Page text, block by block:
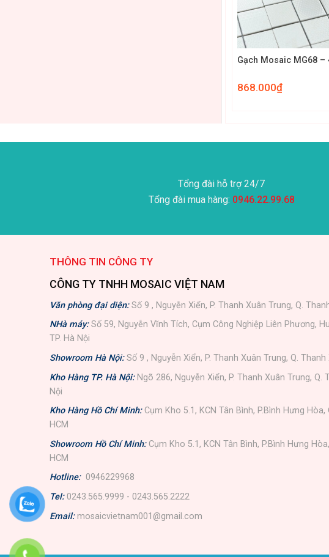
+
Gạch Mosaic MG68 –
868.000₫
Tổng đài hỗ trợ 24/7
Tổng đài mua hàng: 0946.22.99.68
THÔNG TIN CÔNG TY
CÔNG TY TNHH MOSAIC VIỆT NAM
Văn phòng đại diện:Số 9 , Nguyễn Xiển, P. Thanh Xuân Trung, Q.
NHà máy: Số 59, Nguyễn Vĩnh Tích, Cụm Công Nghiệp Liên Phương,
TP. Hà Nội
Showroom Hà Nội: Số 9 , Nguyễn Xiển, P. Thanh Xuân Trung, Q. Thanh
Kho Hàng TP. Hà Nội: Ngõ 286, Nguyễn Xiển, P. Thanh Xuân Trung, Q.
Nội
Kho Hàng Hồ Chí Minh: Cụm Kho 5.1, KCN Tân Bình, P.Bình Hưng Hòa,
HCM
Showroom Hồ Chí Minh: Cụm Kho 5.1, KCN Tân Bình, P.Bình Hưng
HCM
Hotline: 0946229968
Tel: 0243.565.9999 - 0243.565.2222
Email: mosaicvietnam001@gmail.com